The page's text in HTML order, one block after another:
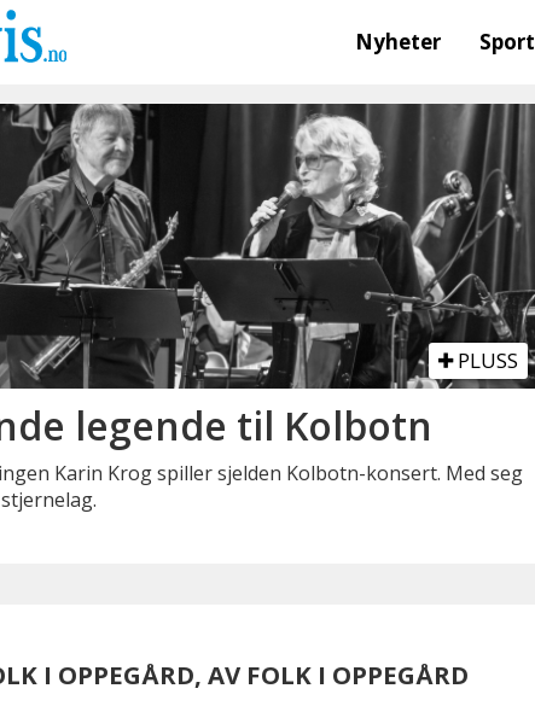
Nyheter Sport
PLUSS
legende til Kolbotn
Karin Krog spiller sjelden Kolbotn-konsert. Med seg
I OPPEGÅRD, AV FOLK I OPPEGÅRD